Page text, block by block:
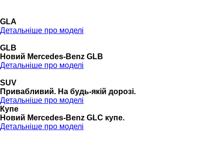
GLA
Детальніше про моделі
GLB
Новий Mercedes-Benz GLB
Детальніше про моделі
SUV
Привабливий. На будь-якій дорозі.
Детальніше про моделі
Купе
Новий Mercedes-Benz GLС купе.
Детальніше про моделі